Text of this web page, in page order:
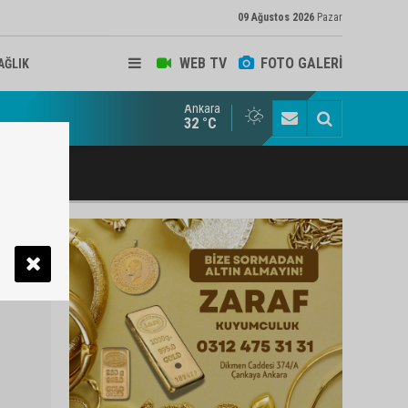
09 Ağustos 2026 Pazar
WEB TV FOTO GALERİ
ve Arabulucu Rüstem Yiğit Ahizer'e ziyaretçi akını
Ankara
32 °C